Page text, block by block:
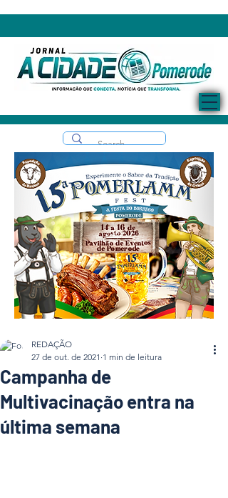
Campanha de
Multivacinação entra na
última semana
REDAÇÃO
27 de out. de 2021 1 min de leitura